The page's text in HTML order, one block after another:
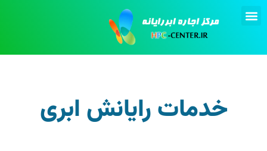
خدمات رایانش ابری